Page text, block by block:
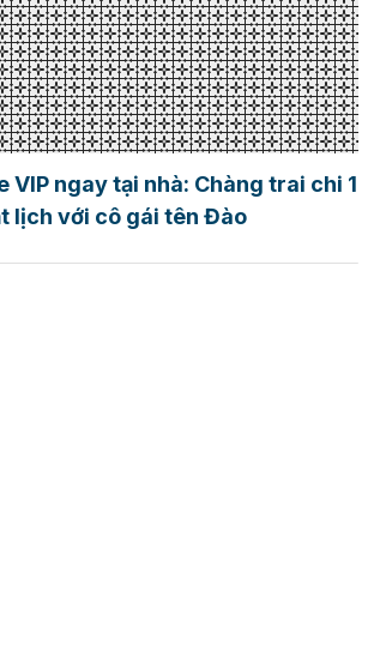
VIP ngay tại nhà: Chàng trai chi 1
lịch với cô gái tên Đào